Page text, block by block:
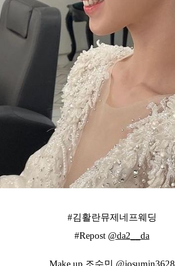
#김활란뮤제네프웨딩
#Repost @da2__da
Make up 조수민 @josumin3628